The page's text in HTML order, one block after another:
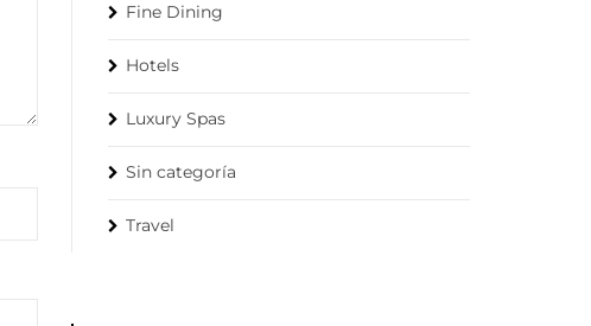
Fine Dining
Hotels
Luxury Spas
Sin categoría
Travel